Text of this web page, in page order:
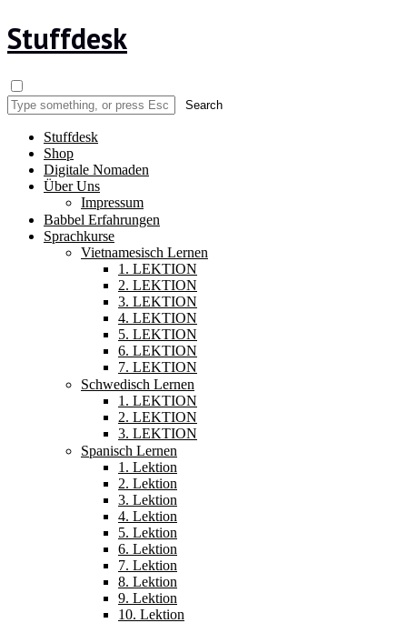
Stuffdesk
Stuffdesk
Shop
Digitale Nomaden
Über Uns
Impressum
Babbel Erfahrungen
Sprachkurse
Vietnamesisch Lernen
1. LEKTION
2. LEKTION
3. LEKTION
4. LEKTION
5. LEKTION
6. LEKTION
7. LEKTION
Schwedisch Lernen
1. LEKTION
2. LEKTION
3. LEKTION
Spanisch Lernen
1. Lektion
2. Lektion
3. Lektion
4. Lektion
5. Lektion
6. Lektion
7. Lektion
8. Lektion
9. Lektion
10. Lektion